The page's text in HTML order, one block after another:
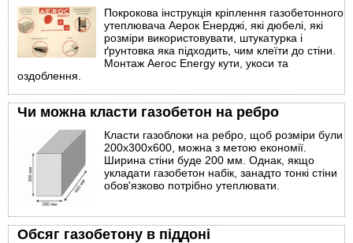
Покрокова інструкція кріплення газобетонного
утеплювача Аерок Енерджі, які дюбелі, які
розміри використовувати, штукатурка і
ґрунтовка яка підходить, чим клеїти до стіни.
Монтаж Aeroc Energy кути, укоси та
оздоблення.
Чи можна класти газобетон на ребро
Класти газоблоки на ребро, щоб розміри були
200х300х600, можна з метою економії.
Ширина стіни буде 200 мм. Однак, якщо
укладати газобетон набік, занадто тонкі стіни
обов'язково потрібно утеплювати.
Обсяг газобетону в піддоні